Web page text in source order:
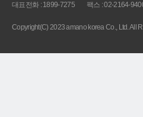
대표전화 : 1899-7275
팩스 : 02-2164-
Copyright(C) 2023 amano korea Co., Ltd. All